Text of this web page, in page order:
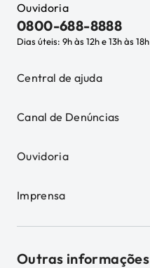
Ouvidoria
0800-688-8888
Dias úteis: 9h às 12h e 13h às 18h
Central de ajuda
Canal de Denúncias
Ouvidoria
Imprensa
Outras informações